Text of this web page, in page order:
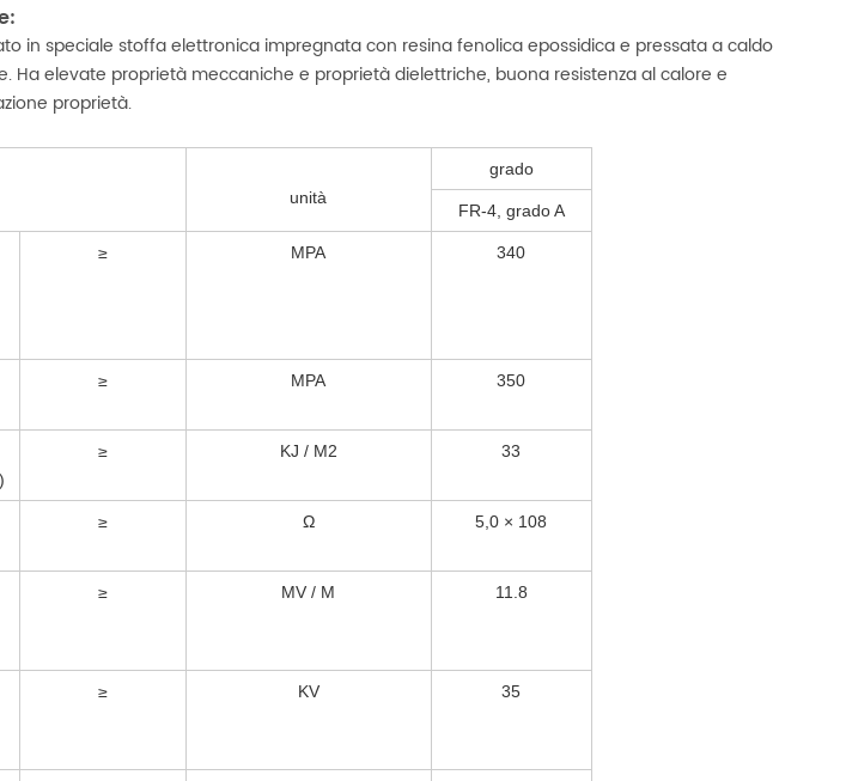
in speciale stoffa elettronica impregnata con resina fenolica epossidica e pressata a caldo
Ha elevate proprietà meccaniche e proprietà dielettriche, buona resistenza al calore e
proprietà.
unità
grado
FR-4, grado A
≥ MPA 340
≥ MPA 350
≥ KJ / M2 33
≥ Ω 5,0 × 108
≥ MV / M 11.8
≥ KV 35